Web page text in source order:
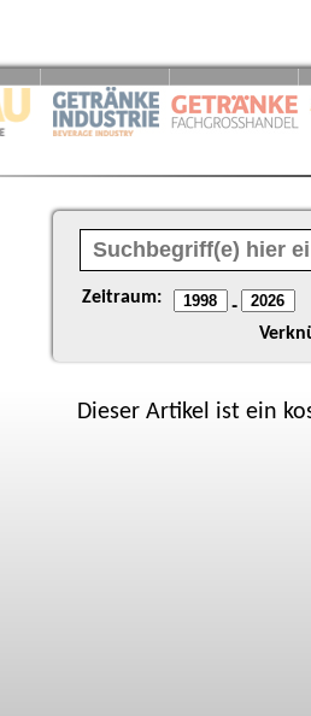
Zeitraum: -
Dieser Artikel ist ein